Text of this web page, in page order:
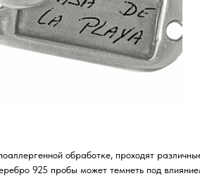
обработке, проходят
925 пробы может темнеть под